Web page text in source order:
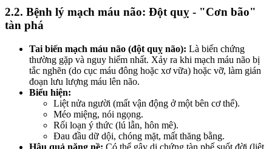
2.2. Bệnh lý mạch máu não: Đột quỵ - "Cơn bão"
tàn phá
Tai biến mạch máu não (đột quỵ não): Là biến chứng
thường gặp và nguy hiểm nhất. Xảy ra khi mạch máu não bị
tắc nghẽn (do cục máu đông hoặc xơ vữa) hoặc vỡ, làm gián
đoạn lưu lượng máu lên não.
Biểu hiện:
Liệt nửa người (mất vận động ở một bên cơ thể).
Méo miệng, nói ngọng.
Rối loạn ý thức (lú lẫn, hôn mê).
Đau đầu dữ dội, chóng mặt, mất thăng bằng.